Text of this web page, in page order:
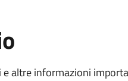
altre informazioni